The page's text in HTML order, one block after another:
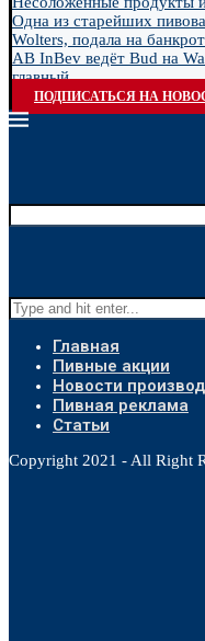
Одна из старейших
Wolters, подала на
AB InBev ведёт Bud на
главный...
ПОДПИСАТЬСЯ НА
Главная
Пивные акции
Новости
Пивная реклама
Статьи
Copyright 2021 - All Right